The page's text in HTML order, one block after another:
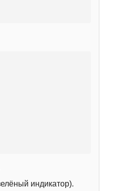
индикатор).